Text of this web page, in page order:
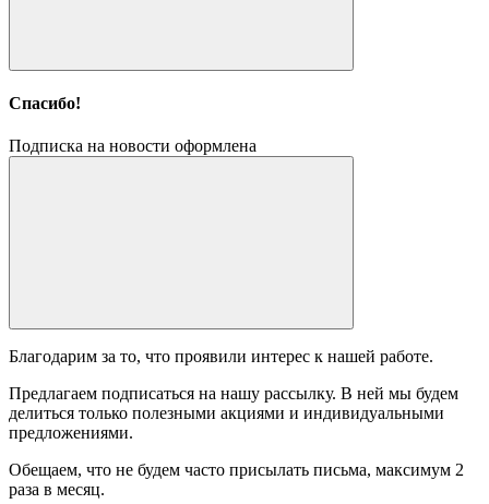
Спасибо!
Подписка на новости оформлена
Благодарим за то, что проявили интерес к нашей работе.
Предлагаем подписаться на нашу рассылку. В ней мы будем
делиться только полезными акциями и индивидуальными
предложениями.
Обещаем, что не будем часто присылать письма, максимум 2
раза в месяц.